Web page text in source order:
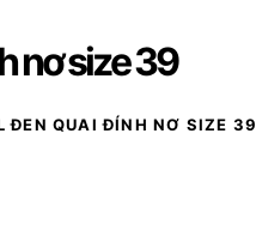
nơ size 39
ĐEN QUAI ĐÍNH NƠ SIZE 39